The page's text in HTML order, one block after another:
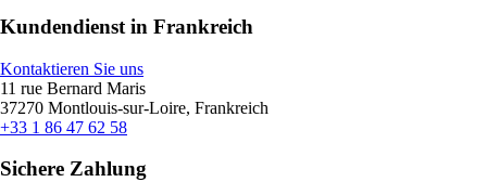
Kundendienst in Frankreich
Kontaktieren Sie uns
11 rue Bernard Maris
37270 Montlouis-sur-Loire, Frankreich
+33 1 86 47 62 58
Sichere Zahlung